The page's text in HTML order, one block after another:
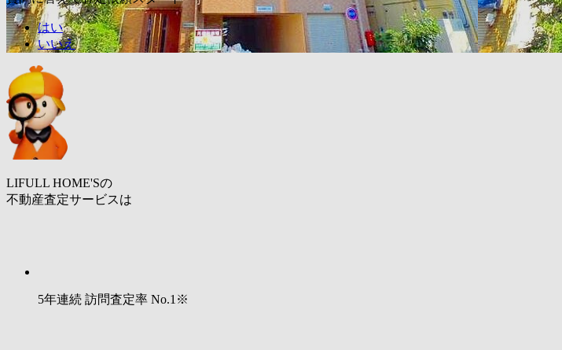
はい
いいえ
LIFULL HOME'Sの
不動産査定サービスは
5年連続 訪問査定率 No.1 ※